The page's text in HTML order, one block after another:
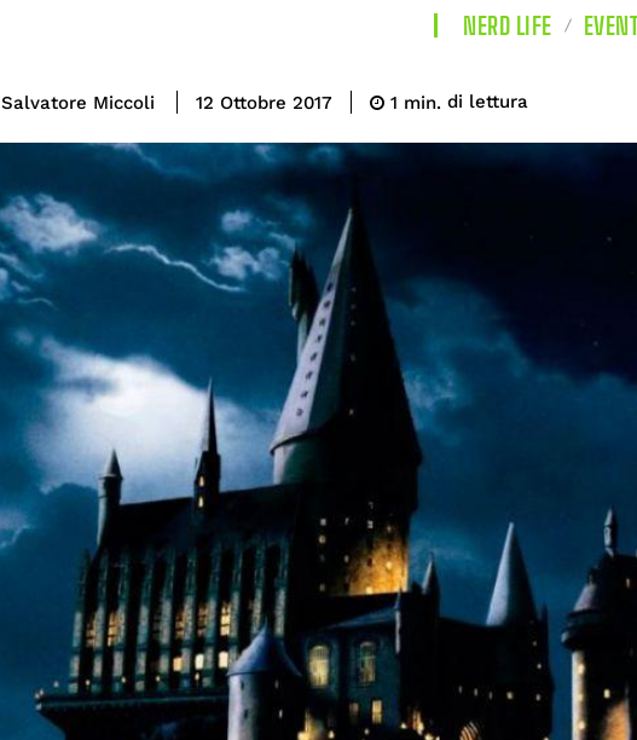
NERD LIFE
Salvatore Miccoli 12 Ottobre 2017 1 min. di lettura